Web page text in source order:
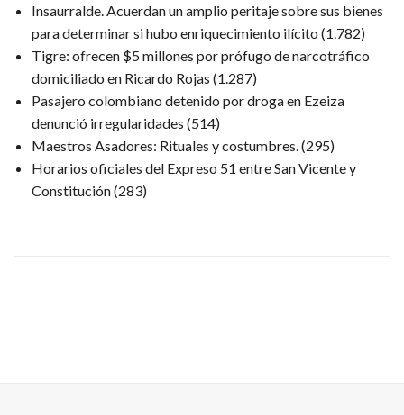
Insaurralde. Acuerdan un amplio peritaje sobre sus bienes
para determinar si hubo enriquecimiento ilícito (1.782)
Tigre: ofrecen $5 millones por prófugo de narcotráfico
domiciliado en Ricardo Rojas (1.287)
Pasajero colombiano detenido por droga en Ezeiza
denunció irregularidades (514)
Maestros Asadores: Rituales y costumbres.(295)
Horarios oficiales del Expreso 51 entre San Vicente y
Constitución(283)